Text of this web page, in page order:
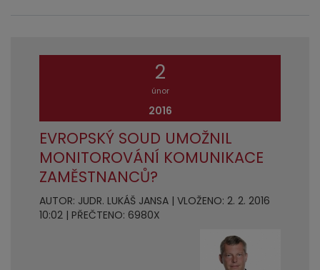
2
únor
2016
EVROPSKÝ SOUD UMOŽNIL
MONITOROVÁNÍ KOMUNIKACE
ZAMĚSTNANCŮ?
AUTOR: JUDR. LUKÁŠ JANSA | VLOŽENO: 2. 2. 2016
10:02 | PŘEČTENO: 6980X